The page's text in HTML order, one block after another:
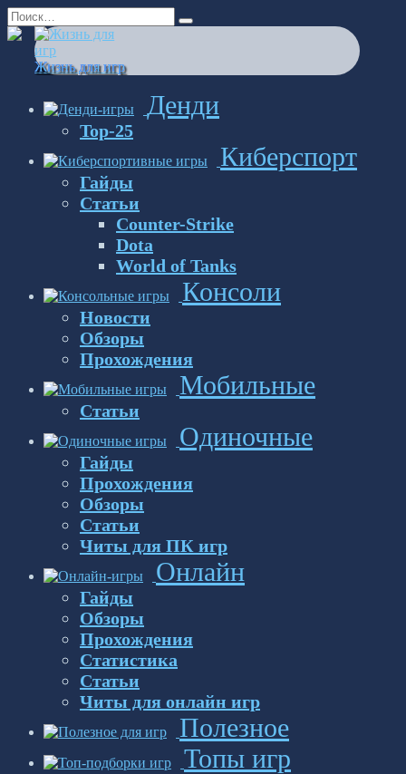
Перейти
к
содержанию
Search
for:
Жизнь для игр
Денди
Top-25
Киберспорт
Гайды
Статьи
Counter-Strike
Dota
World of Tanks
Консоли
Новости
Обзоры
Прохождения
Мобильные
Статьи
Одиночные
Гайды
Прохождения
Обзоры
Статьи
Читы для ПК игр
Онлайн
Гайды
Обзоры
Прохождения
Статистика
Статьи
Читы для онлайн игр
Полезное
Топы игр